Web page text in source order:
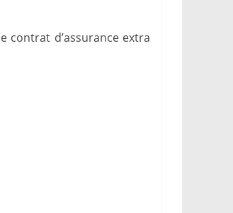
contrat d’assurance extra